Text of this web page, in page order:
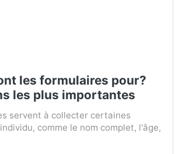
les formulaires pour?
les plus importantes
servent à collecter certaines
comme le nom complet, l'âge,